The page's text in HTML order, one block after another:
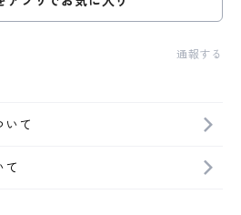
通報する
いて
て